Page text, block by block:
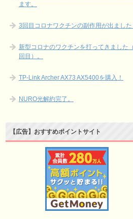
ます。
3回目コロナワクチンの副作用が出まし
新型コロナのワクチンを打ってきました
回目）。
TP-Link Archer AX73 AX5400を購入！
NURO光解約完了。
【広告】おすすめポイントサイト